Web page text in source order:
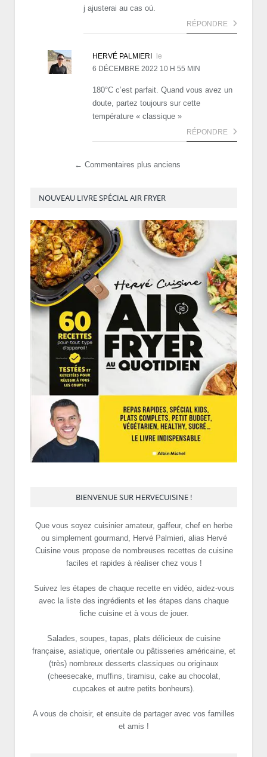
j ajusterai au cas oú.
RÉPONDRE
HERVÉ PALMIERI le
6 DÉCEMBRE 2022 10 H 55 MIN
180°C c’est parfait. Quand vous avez un
doute, partez toujours sur cette
température « classique »
RÉPONDRE
← Commentaires plus anciens
NOUVEAU LIVRE SPÉCIAL AIR FRYER
BIENVENUE SUR HERVECUISINE !
Que vous soyez cuisinier amateur, gaffeur, chef en herbe
ou simplement gourmand, Hervé Palmieri, alias Hervé
Cuisine vous propose de nombreuses recettes de cuisine
faciles et rapides à réaliser chez vous !
Suivez les étapes de chaque recette en vidéo, aidez-vous
avec la liste des ingrédients et les étapes dans chaque
fiche cuisine et à vous de jouer.
Salades, soupes, tapas, plats délicieux de cuisine
française, asiatique, orientale ou pâtisseries américaine, et
(très) nombreux desserts classiques ou originaux
(cheesecake, muffins, tiramisu, cake au chocolat,
cupcakes et autre petits bonheurs).
A vous de choisir, et ensuite de partager avec vos familles
et amis !